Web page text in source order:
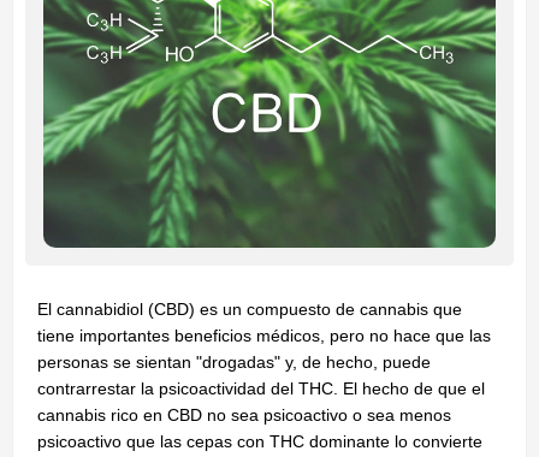
El cannabidiol (CBD) es un compuesto de cannabis que
tiene importantes beneficios médicos, pero no hace que las
personas se sientan "drogadas" y, de hecho, puede
contrarrestar la psicoactividad del THC. El hecho de que el
cannabis rico en CBD no sea psicoactivo o sea menos
psicoactivo que las cepas con THC dominante lo convierte